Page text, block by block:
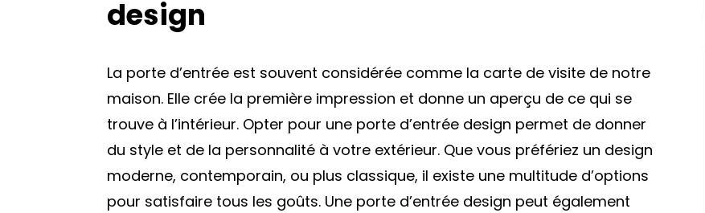
design
La porte d’entrée est souvent considérée comme la carte de visite de notre
maison. Elle crée la première impression et donne un aperçu de ce qui se
trouve à l’intérieur. Opter pour une porte d’entrée design permet de donner
du style et de la personnalité à votre extérieur. Que vous préfériez un design
moderne, contemporain, ou plus classique, il existe une multitude d’options
pour satisfaire tous les goûts. Une porte d’entrée design peut également